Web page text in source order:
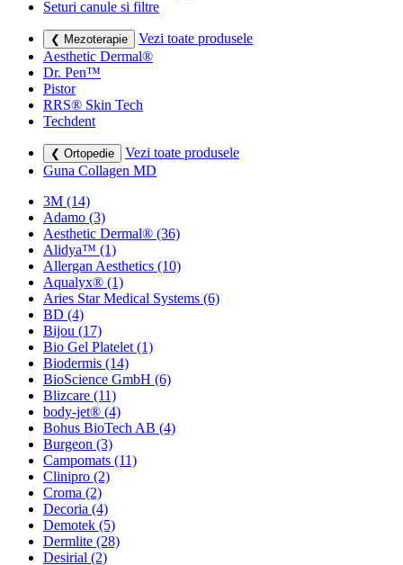
Seturi canule si filtre
❮ Mezoterapie
Vezi toate produsele
Aesthetic Dermal®
Dr. Pen™
Pistor
RRS® Skin Tech
Techdent
❮ Ortopedie
Vezi toate produsele
Guna Collagen MD
3M (14)
Adamo (3)
Aesthetic Dermal® (36)
Alidya™ (1)
Allergan Aesthetics (10)
Aqualyx® (1)
Aries Star Medical Systems (6)
BD (4)
Bijou (17)
Bio Gel Platelet (1)
Biodermis (14)
BioScience GmbH (6)
Blizcare (11)
body-jet® (4)
Bohus BioTech AB (4)
Burgeon (3)
Campomats (11)
Clinipro (2)
Croma (2)
Decoria (4)
Demotek (5)
Dermlite (28)
Desirial (2)